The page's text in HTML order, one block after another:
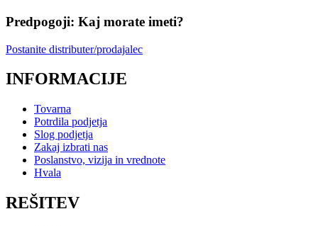
Predpogoji: Kaj morate imeti?
Postanite distributer/prodajalec
INFORMACIJE
Tovarna
Potrdila podjetja
Slog podjetja
Zakaj izbrati nas
Poslanstvo, vizija in vrednote
Hvala
REŠITEV